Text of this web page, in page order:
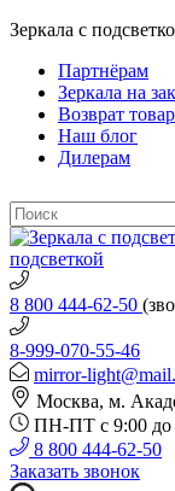
Зеркала с
Партнёрам
Зеркала на
Возврат
Наш блог
Дилерам
подсветкой
8 800 444-62-50
8-999-070-55-46
mirror-
Москва, м.
ПН-ПТ с 9:00 до
8 800 444-62-50
Заказать звонок